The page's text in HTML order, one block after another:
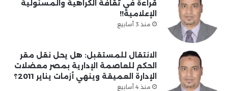
قراءة في ثقافة الكراهية والمسئولية
الإعلامية!!
منذ 3 أسابيع
الانتقال للمستقبل: هل يحل نقل مقر
الحكم للعاصمة الإدارية بمصر معضلات
الإدارة العميقة وينهي أزمات يناير 2011؟
منذ 4 أسابيع